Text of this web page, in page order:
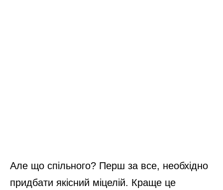
Але що спільного? Перш за все, необхідно
придбати якісний міцелій. Краще це